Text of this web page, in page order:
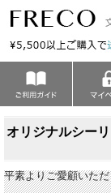
オリジナルシー
平素よりご愛顧いた